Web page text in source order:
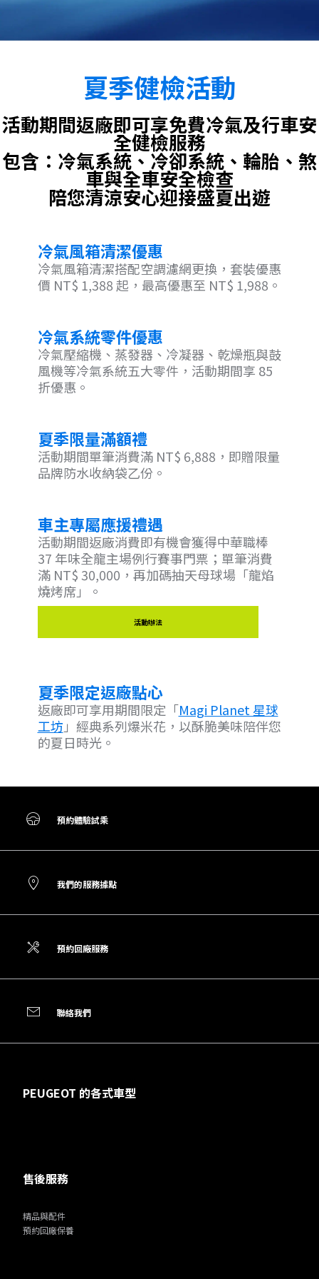
夏季健檢活動
活動期間返廠即可享免費冷氣及行車安
全健檢服務
包含：冷氣系統、冷卻系統、輪胎、煞
車與全車安全檢查
陪您清涼安心迎接盛夏出遊
冷氣風箱清潔優惠
冷氣風箱清潔搭配空調濾網更換，套裝優惠
價 NT$ 1,388 起，最高優惠至 NT$ 1,988。
冷氣系統零件優惠
冷氣壓縮機、蒸發器、冷凝器、乾燥瓶與鼓
風機等冷氣系統五大零件，活動期間享 85
折優惠。
夏季限量滿額禮
活動期間單筆消費滿 NT$ 6,888，即贈限量
品牌防水收納袋乙份。
車主專屬應援禮遇
活動期間返廠消費即有機會獲得中華職棒
37 年味全龍主場例行賽事門票；單筆消費
滿 NT$ 30,000，再加碼抽天母球場「龍焰
燒烤席」。
活動辦法
夏季限定返廠點心
返廠即可享用期間限定「Magi Planet 星球
工坊 」經典系列爆米花，以酥脆美味陪伴您
的夏日時光。
預約體驗試乘
我們的服務據點
預約回廠服務
聯絡我們
PEUGEOT 的各式車型
售後服務
精品與配件
預約回廠保養